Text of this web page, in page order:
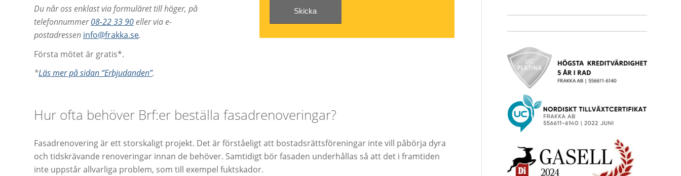
Du når oss enklast via formuläret till höger, på
telefonnummer08-22 33 90eller via e-
postadressen info@frakka.se.
Första mötet är gratis*.
*Läs mer på sidan “Erbjudanden”.
Hur ofta behöver Brf:er beställa fasadrenoveringar?
Fasadrenovering är ett storskaligt projekt. Det är förståeligt att bostadsrättsföreningar inte vill påbörja dyra
och tidskrävande renoveringar innan de behöver. Samtidigt bör fasaden underhållas så att det i framtiden
inte uppstår allvarliga problem, som till exempel fuktskador.